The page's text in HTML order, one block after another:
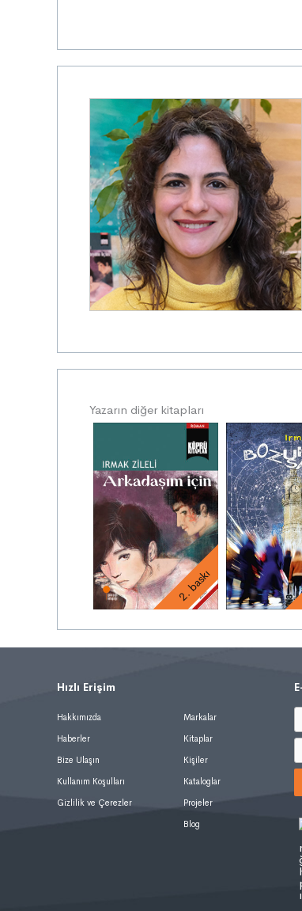
Yazarın diğer kitapları
2. baskı
Hızlı Erişim
Hakkımızda
Haberler
Bize Ulaşın
Kullanım Koşulları
Gizlilik ve Çerezler
Markalar
Kitaplar
Kişiler
Kataloglar
Projeler
Blog